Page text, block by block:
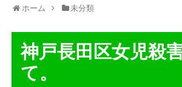
ホーム 未分類
神戸長田区女児殺
て。